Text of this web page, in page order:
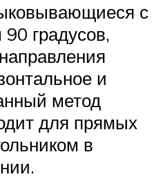
с
градусов,
и
метод
для прямых
в